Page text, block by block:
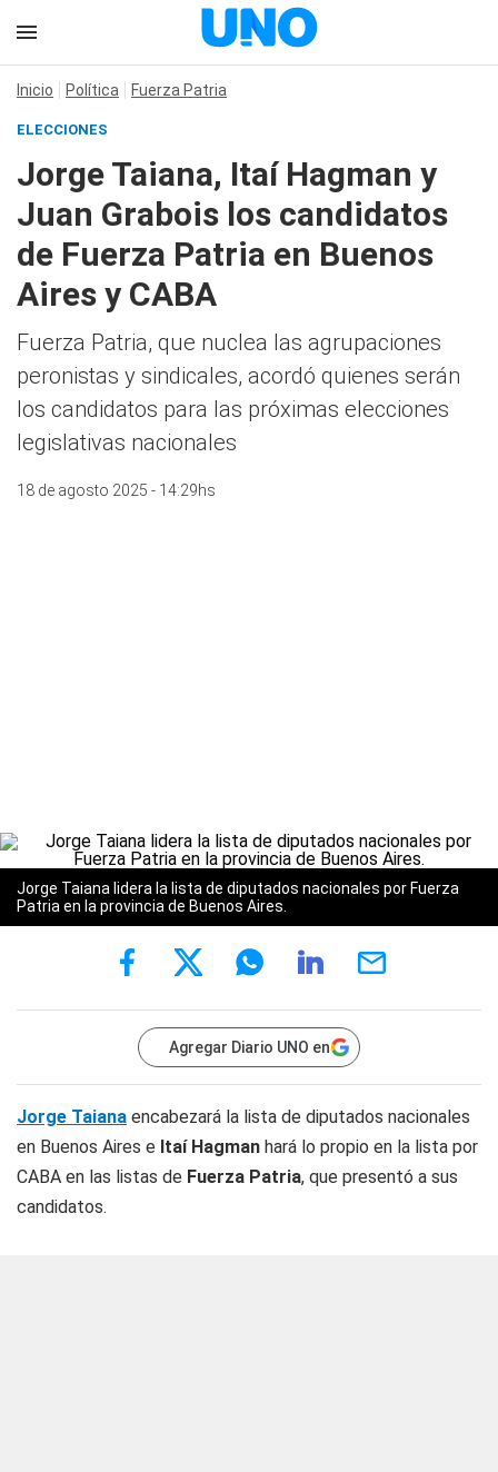
Inicio Política Fuerza Patria
ELECCIONES
Jorge Taiana, Itaí Hagman y
Juan Grabois los candidatos
de Fuerza Patria en Buenos
Aires y CABA
Fuerza Patria, que nuclea las agrupaciones
peronistas y sindicales, acordó quienes serán
los candidatos para las próximas elecciones
legislativas nacionales
18 de agosto 2025 - 14:29hs
Jorge Taiana lidera la lista de diputados nacionales por Fuerza
Patria en la provincia de Buenos Aires.
Agregar Diario UNO en
Jorge Taiana encabezará la lista de diputados nacionales
en Buenos Aires e Itaí Hagman hará lo propio en la lista por
CABA en las listas de Fuerza Patria, que presentó a sus
candidatos.